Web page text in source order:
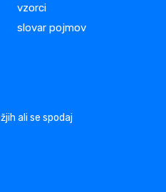
vzorci
slovar pojmov
ali se spodaj